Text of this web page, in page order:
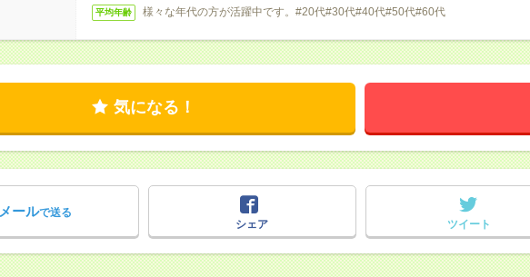
平均年齢 様々な年代の方が活躍中です。#20代#30代#40代#50代#60代
気になる！
メールで送る
シェア
ツイート